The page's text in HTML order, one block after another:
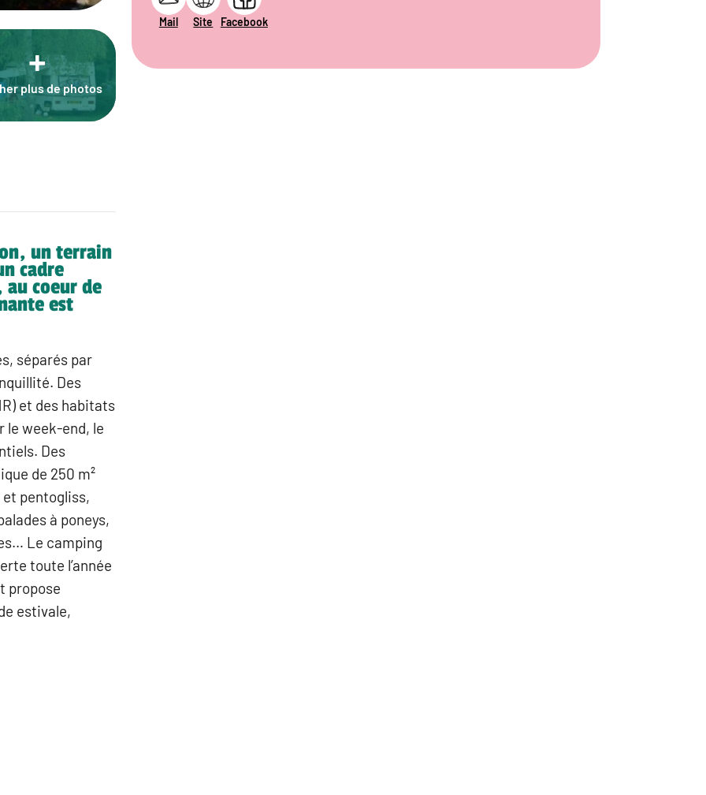
+
plus de photos
un terrain
cadre
coeur de
est
séparés par
Des
et des habitats
le week-end, le
Des
de 250 m²
pentogliss,
à poneys,
Le camping
toute l’année
propose
estivale,
Mail Site Facebook